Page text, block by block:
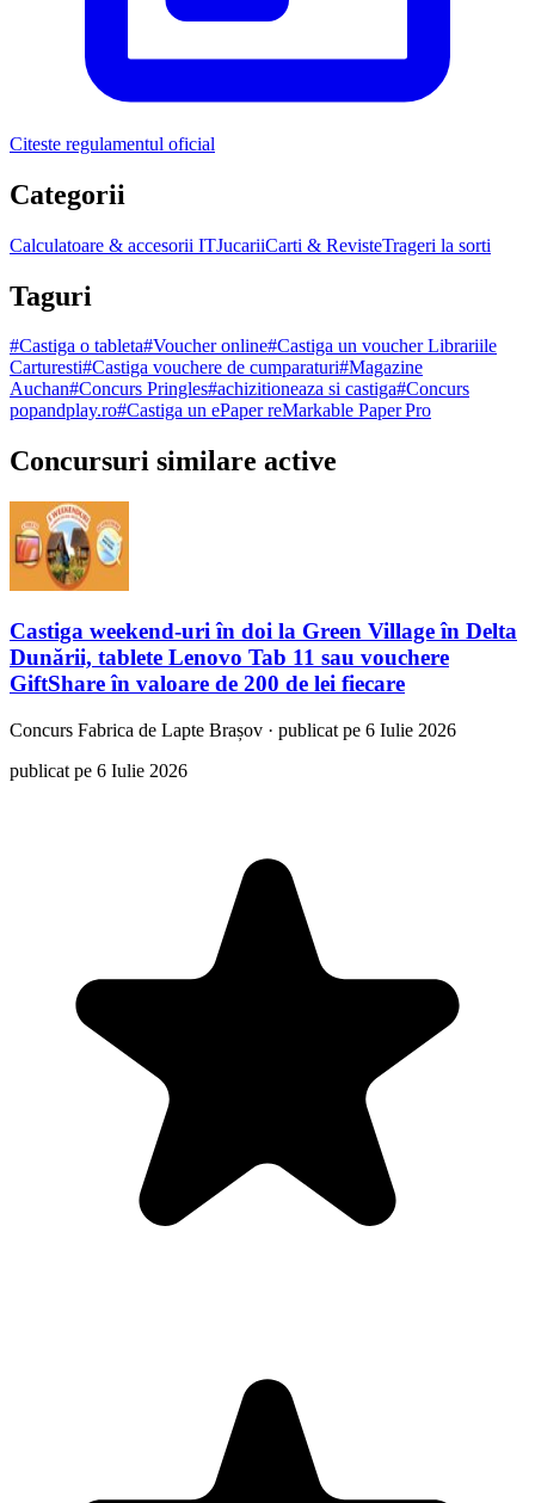
Citeste regulamentul oficial
Categorii
Calculatoare & accesorii ITJucariiCarti & RevisteTrageri la sorti
Taguri
#Castiga o tableta#Voucher online#Castiga un voucher Librariile
Carturesti#Castiga vouchere de cumparaturi#Magazine
Auchan#Concurs Pringles#achizitioneaza si castiga#Concurs
popandplay.ro#Castiga un ePaper reMarkable Paper Pro
Concursuri similare active
Castiga weekend-uri în doi la Green Village în Delta
Dunării, tablete Lenovo Tab 11 sau vouchere
GiftShare în valoare de 200 de lei fiecare
Concurs Fabrica de Lapte Brașov · publicat pe 6 Iulie 2026
publicat pe 6 Iulie 2026